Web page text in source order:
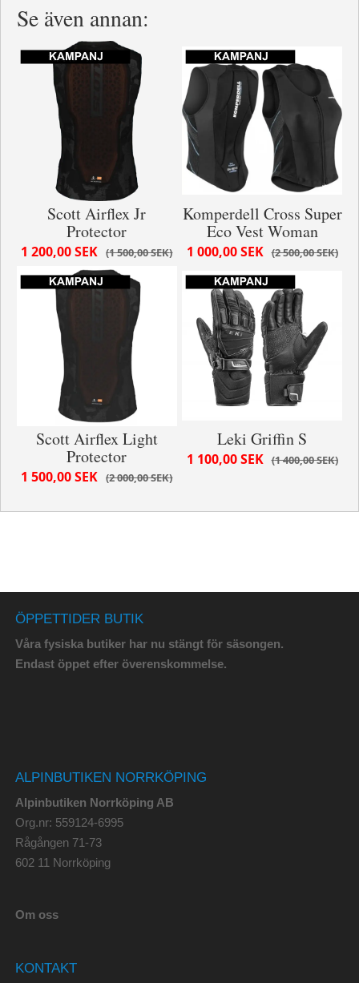
Se även annan:
Scott Airflex Jr
Protector
1 500,00 SEK
1 200,00 SEK
Komperdell Cross Super
Eco Vest Woman
2 500,00 SEK
1 000,00 SEK
Scott Airflex Light
Protector
2 000,00 SEK
1 500,00 SEK
Leki Griffin S
1 400,00 SEK
1 100,00 SEK
ÖPPETTIDER BUTIK
Våra fysiska butiker har nu stängt för säsongen.
Endast öppet efter överenskommelse.
ALPINBUTIKEN NORRKÖPING
Alpinbutiken Norrköping AB
Org.nr: 559124-6995
Rågången 71-73
602 11 Norrköping
Om oss
KONTAKT